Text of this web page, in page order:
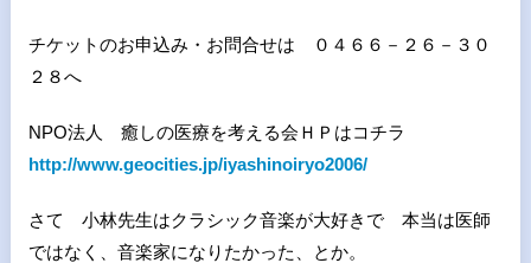
チケットのお申込み・お問合せは ０４６６－２６－３０
２８へ
NPO法人 癒しの医療を考える会ＨＰはコチラ
http://www.geocities.jp/iyashinoiryo2006/
さて 小林先生はクラシック音楽が大好きで 本当は医師
ではなく、音楽家になりたかった、とか。